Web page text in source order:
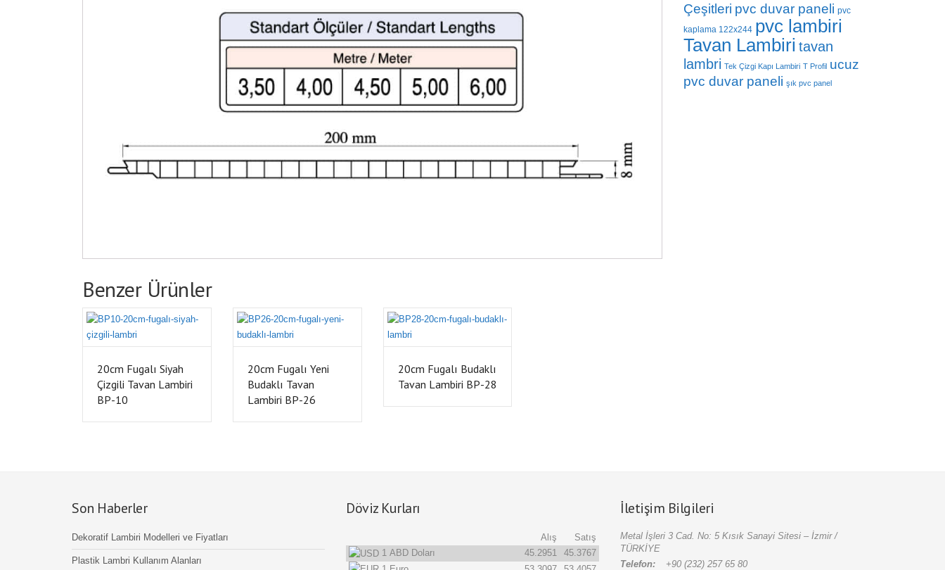
Benzer Ürünler
20cm Fugalı Siyah
Çizgili Tavan Lambiri
BP-10
20cm Fugalı Yeni
Budaklı Tavan
Lambiri BP-26
20cm Fugalı Budaklı
Tavan Lambiri BP-28
Çeşitleri pvc duvar paneli pvc
kaplama 122x244 pvc lambiri
Tavan Lambiri tavan
lambri Tek Çizgi Kapı Lambiri T Profil ucuz
pvc duvar paneli şık pvc panel
Son Haberler
Dekoratif Lambiri Modelleri ve Fiyatları
Plastik Lambri Kullanım Alanları
Döviz Kurları
Satış
Alış
1 ABD Doları 45.3767
45.2951
İletişim Bilgileri
Metal İşleri 3 Cad. No: 5 Kısık Sanayi Sitesi – İzmir /
TÜRKİYE
Telefon:
+90 (232) 257 65 80